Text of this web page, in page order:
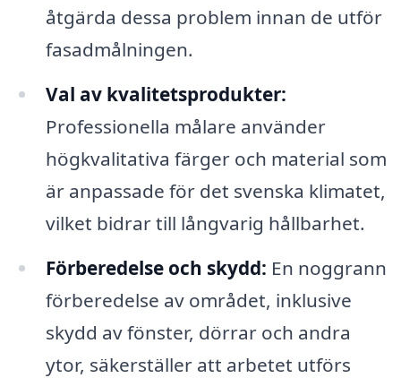
åtgärda dessa problem innan de utför
fasadmålningen.
Val av kvalitetsprodukter:
Professionella målare använder
högkvalitativa färger och material som
är anpassade för det svenska klimatet,
vilket bidrar till långvarig hållbarhet.
Förberedelse och skydd: En noggrann
förberedelse av området, inklusive
skydd av fönster, dörrar och andra
ytor, säkerställer att arbetet utförs